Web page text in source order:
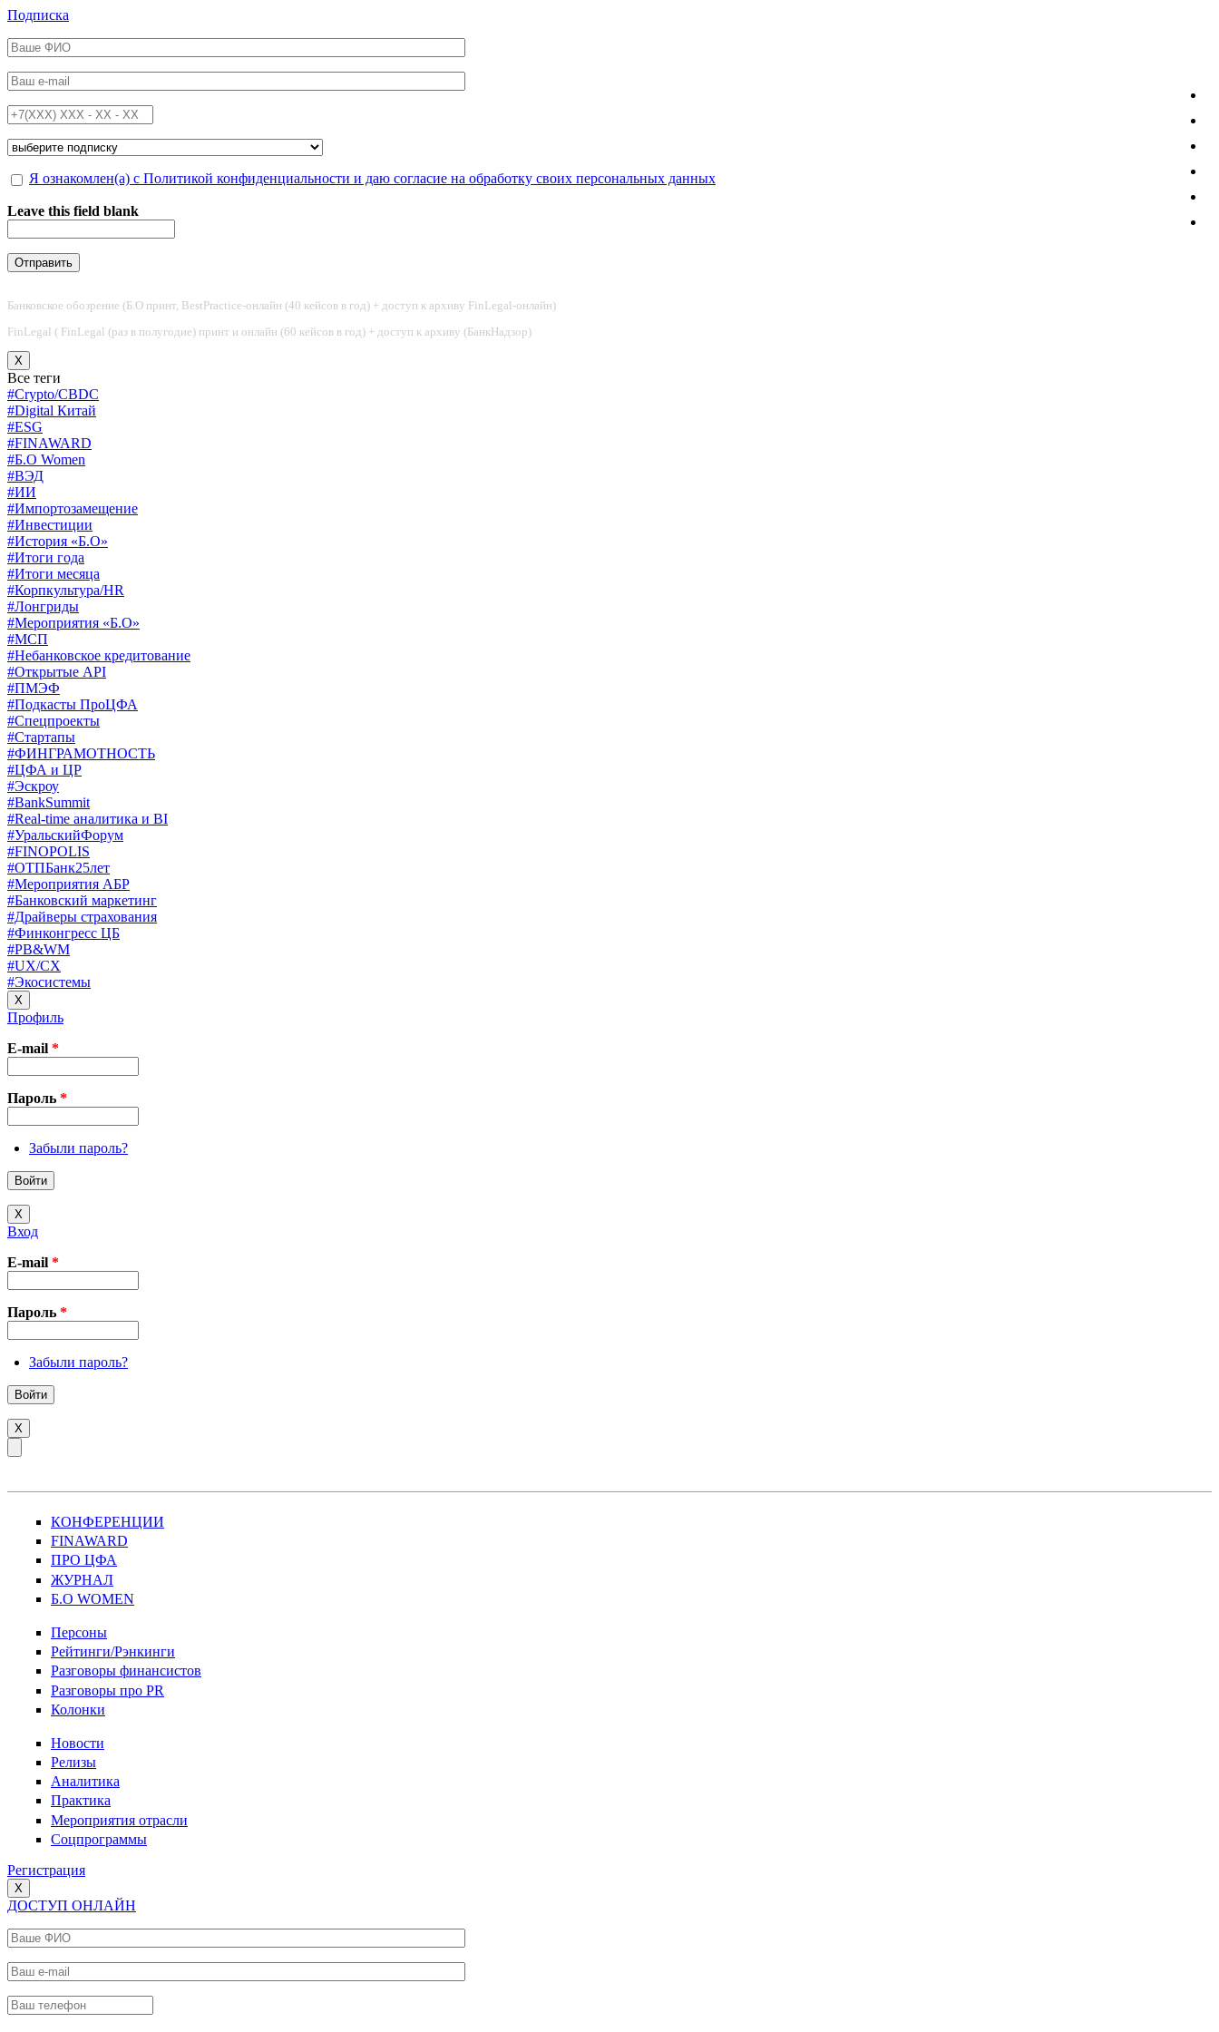
Перейти к основному содержанию
Подписка
ФИО*
Email*
Телефон*
Подписка на*
Обработка персональных данных*
Я ознакомлен(а) с Политикой конфиденциальности и даю согласие на обработку своих персональных данных
Leave this field blank
Банковское обозрение (Б.О принт, BestPractice-онлайн (40 кейсов в год) + доступ к архиву FinLegal-онлайн)
FinLegal ( FinLegal (раз в полугодие) принт и онлайн (60 кейсов в год) + доступ к архиву (БанкНадзор)
X
Все теги
#Crypto/CBDC
#Digital Китай
#ESG
#FINAWARD
#Б.О Women
#ВЭД
#ИИ
#Импортозамещение
#Инвестиции
#История «Б.О»
#Итоги года
#Итоги месяца
#Корпкультура/HR
#Лонгриды
#Мероприятия «Б.О»
#МСП
#Небанковское кредитование
#Открытые API
#ПМЭФ
#Подкасты ПроЦФА
#Спецпроекты
#Стартапы
#ФИНГРАМОТНОСТЬ
#ЦФА и ЦР
#Эскроу
#BankSummit
#Real-time аналитика и BI
#УральскийФорум
#FINOPOLIS
#ОТПБанк25лет
#Мероприятия АБР
#Банковский маркетинг
#Драйверы страхования
#Финконгресс ЦБ
#PB&WM
#UX/CX
#Экосистемы
X
Профиль
E-mail *
Пароль *
Забыли пароль?
X
Вход
E-mail *
Пароль *
Забыли пароль?
X
КОНФЕРЕНЦИИ
FINAWARD
ПРО ЦФА
ЖУРНАЛ
Б.О WOMEN
Персоны
Рейтинги/Рэнкинги
Разговоры финансистов
Разговоры про PR
Колонки
Новости
Релизы
Аналитика
Практика
Мероприятия отрасли
Соцпрограммы
Регистрация
X
ДОСТУП ОНЛАЙН
Ваше ФИО
Ваш e-mail
Ваш телефон